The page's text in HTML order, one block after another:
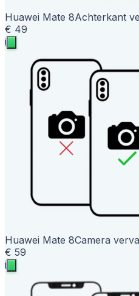
Huawei Mate 8Achterkant
€ 49
i
Huawei Mate 8Camera
€ 59
i